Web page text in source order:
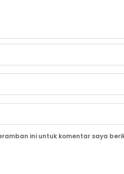
ini untuk komentar saya